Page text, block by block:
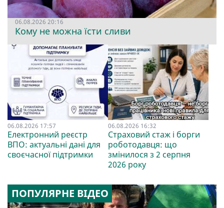
06.08.2026 20:16
Кому не можна їсти сливи
06.08.2026 17:57
Електронний реєстр
ВПО: актуальні дані для
своєчасної підтримки
06.08.2026 16:32
Страховий стаж і борги
роботодавця: що
змінилося з 2 серпня
2026 року
ПОПУЛЯРНЕ ВІДЕО